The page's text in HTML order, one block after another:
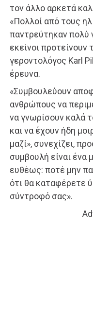
τον άλλο αρκετά
«Πολλοί από τους
παντρεύτηκαν πολύ
εκείνοι
γεροντολόγος Karl
έρευνα.
«Συμβουλεύουν
ανθρώπους να
να γνωρίσουν καλά
και να έχουν ήδη
μαζί», συνεχίζει,
συμβουλή είναι ένα
ευθέως: ποτέ μην
ότι θα καταφέρετε
σύντροφό σας».